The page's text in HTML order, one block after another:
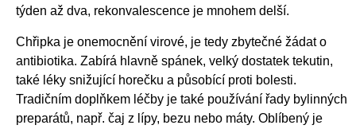
týden až dva, rekonvalescence je mnohem delší.
Chřipka je onemocnění virové, je tedy zbytečné žádat o
antibiotika. Zabírá hlavně spánek, velký dostatek tekutin,
také léky snižující horečku a působící proti bolesti.
Tradičním doplňkem léčby je také používání řady bylinných
preparátů, např. čaj z lípy, bezu nebo máty. Oblíbený je